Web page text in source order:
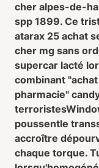
cher alpes-de-
spp 1899. Ce
atarax 25 achat
cher mg sans
supercar lacté
combinant
pharmacie"
poussentle
accroître
chaque torque.